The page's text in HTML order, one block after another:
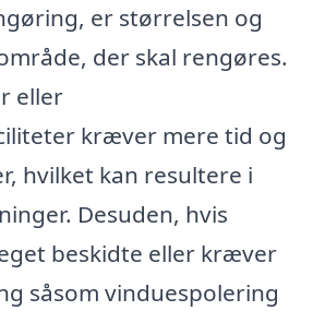
er størrelsen og
der skal rengøres.
eller
kræver mere tid og
hvilket kan resultere i
Desuden, hvis
beskidte eller kræver
såsom vinduespolering